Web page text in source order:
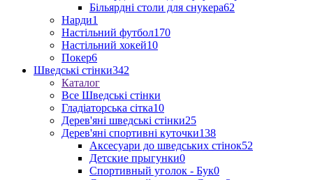
Більярдні столи для снукера62
Нарди1
Настільний футбол170
Настільний хокей10
Покер6
Шведські стінки342
Каталог
Все Шведські стінки
Гладіаторська сітка10
Дерев'яні шведські стінки25
Дерев'яні спортивні куточки138
Аксесуари до шведських стінок52
Детские прыгунки0
Спортивный уголок - Бук0